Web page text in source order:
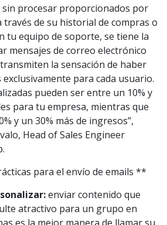
sin procesar proporcionados por
través de su historial de compras o
tu equipo de soporte, se tiene la
mensajes de correo electrónico
la sensación de haber
para cada usuario.
pueden ser entre un 10% y
para tu empresa, mientras que
y un 30% más de ingresos”,
Head of Sales Engineer
para el envío de emails **
enviar contenido que
atractivo para un grupo en